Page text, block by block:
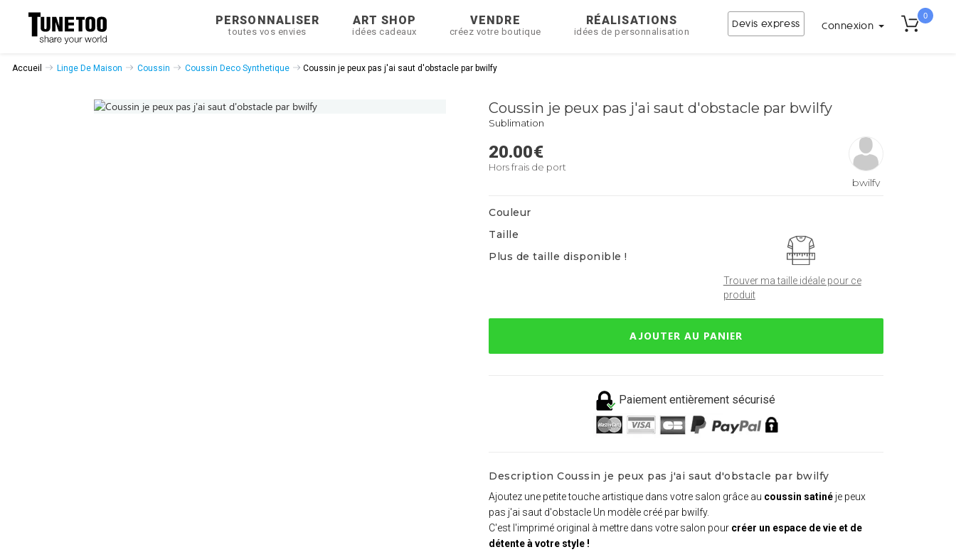
PERSONNALISER
toutes vos envies
ART SHOP
idées cadeaux
VENDRE
créez votre boutique
RÉALISATIONS
idées de personnalisation
Devis express Connexion
0
Accueil Linge De Maison Coussin Coussin Deco Synthetique Coussin je peux pas j'ai saut d'obstacle par bwilfy
Coussin je peux pas j'ai saut d'obstacle par bwilfy
Sublimation
20.00€
Hors frais de port
bwilfy
Couleur
Taille
Plus de taille disponible !
Trouver ma taille idéale pour ce
produit
AJOUTER AU PANIER
Paiement entièrement sécurisé
Description Coussin je peux pas j'ai saut d'obstacle par bwilfy
Ajoutez une petite touche artistique dans votre salon grâce au coussin satiné je peux
pas j'ai saut d'obstacle Un modèle créé par bwilfy.
C'est l'imprimé original à mettre dans votre salon pour créer un espace de vie et de
détente à votre style !